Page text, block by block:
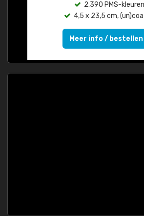
2.390 PMS-kleuren
4,5 x 23,5 cm,
Meer info / bestellen